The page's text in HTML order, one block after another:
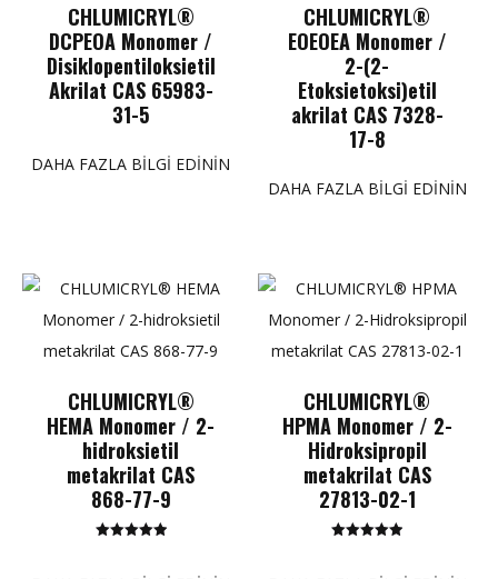
CHLUMICRYL®
DCPEOA Monomer /
Disiklopentiloksietil
Akrilat CAS 65983-
31-5
DAHA FAZLA BILGI EDININ
CHLUMICRYL®
EOEOEA Monomer /
2-(2-
Etoksietoksi)etil
akrilat CAS 7328-
17-8
DAHA FAZLA BILGI EDININ
CHLUMICRYL®
HEMA Monomer / 2-
hidroksietil
metakrilat CAS
868-77-9
puan
CHLUMICRYL®
HPMA Monomer / 2-
Hidroksipropil
metakrilat CAS
27813-02-1